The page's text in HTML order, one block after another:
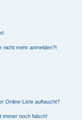
nicht mehr anmelden?!
Online-Liste auftaucht?
immer noch falsch!